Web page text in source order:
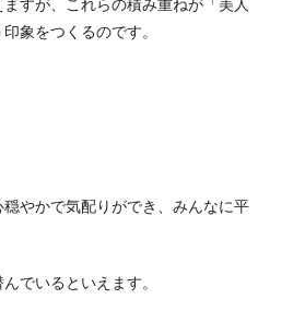
すが、これらの積み重ねが「美人
象をつくるのです。
やかで気配りができ、みんなに平
でいるといえます。